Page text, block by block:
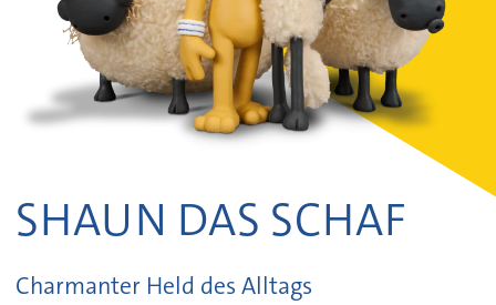
SHAUN DAS SCHAF
Charmanter Held des Alltags